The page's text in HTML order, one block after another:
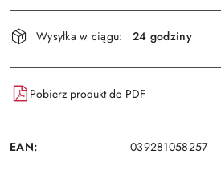
Dostępność
i
dostawa
Wysyłka w ciągu: 24 godziny
Pobierz produkt do PDF
EAN: 039281058257